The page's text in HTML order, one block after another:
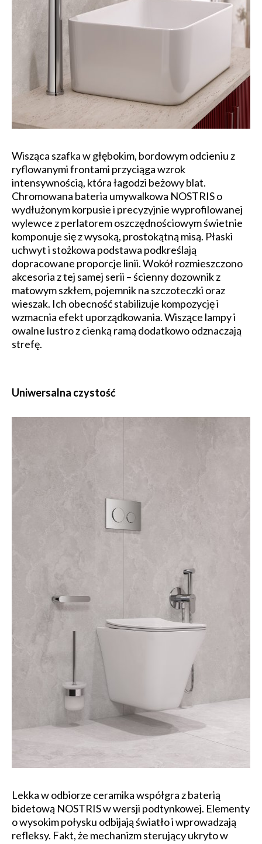
Wisząca szafka w głębokim, bordowym odcieniu z
ryflowanymi frontami przyciąga wzrok
intensywnością, która łagodzi beżowy blat.
Chromowana bateria umywalkowa NOSTRIS o
wydłużonym korpusie i precyzyjnie wyprofilowanej
wylewce z perlatorem oszczędnościowym świetnie
komponuje się z wysoką, prostokątną misą. Płaski
uchwyt i stożkowa podstawa podkreślają
dopracowane proporcje linii. Wokół rozmieszczono
akcesoria z tej samej serii – ścienny dozownik z
matowym szkłem, pojemnik na szczoteczki oraz
wieszak. Ich obecność stabilizuje kompozycję i
wzmacnia efekt uporządkowania. Wiszące lampy i
owalne lustro z cienką ramą dodatkowo odznaczają
strefę.
Uniwersalna czystość
Lekka w odbiorze ceramika współgra z baterią
bidetową NOSTRIS w wersji podtynkowej. Elementy
o wysokim połysku odbijają światło i wprowadzają
refleksy. Fakt, że mechanizm sterujący ukryto w